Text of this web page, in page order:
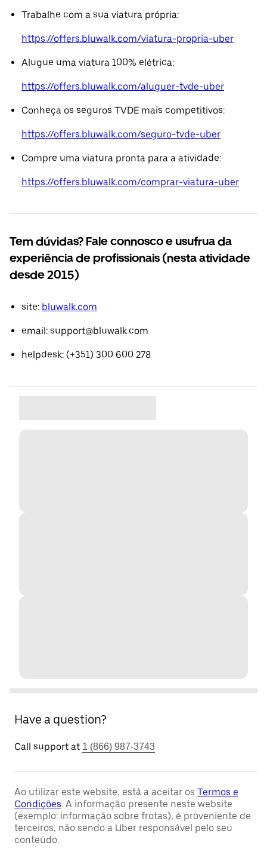
Trabalhe com a sua viatura própria:
https://offers.bluwalk.com/viatura-propria-uber
Alugue uma viatura 100% elétrica:
https://offers.bluwalk.com/aluguer-tvde-uber
Conheça os seguros TVDE mais competitivos:
https://offers.bluwalk.com/seguro-tvde-uber
Compre uma viatura pronta para a atividade:
https://offers.bluwalk.com/comprar-viatura-uber
Tem dúvidas? Fale connosco e usufrua da
experiência de profissionais (nesta atividade
desde 2015)
site: bluwalk.com
email: support@bluwalk.com
helpdesk: (+351) 300 600 278
Have a question?
Call support at 1 (866) 987-3743
Ao utilizar este website, está a aceitar os Termos e
Condições. A informação presente neste website
(exemplo: informação sobre frotas), é proveniente de
terceiros, não sendo a Uber responsável pelo seu
conteúdo.